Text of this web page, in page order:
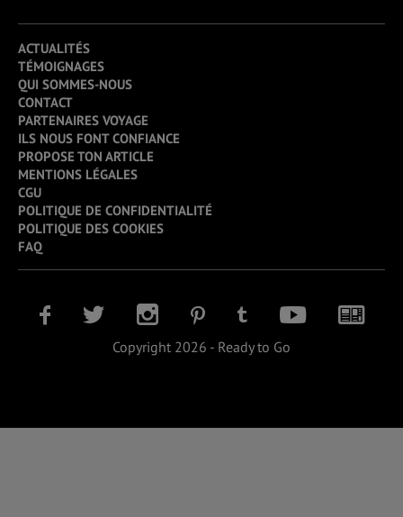
ACTUALITÉS
TÉMOIGNAGES
QUI SOMMES-NOUS
CONTACT
PARTENAIRES VOYAGE
ILS NOUS FONT CONFIANCE
PROPOSE TON ARTICLE
MENTIONS LÉGALES
CGU
POLITIQUE DE CONFIDENTIALITÉ
POLITIQUE DES COOKIES
FAQ
Copyright 2026 - Ready to Go